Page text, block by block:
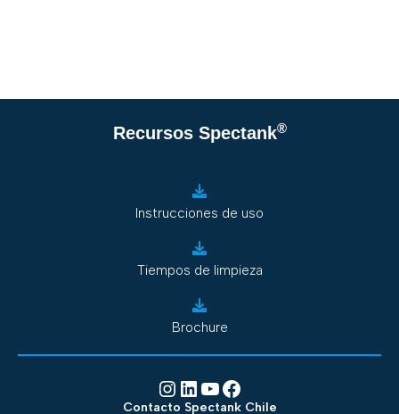
Recursos Spectank®
Instrucciones de uso
Tiempos de limpieza
Brochure
Instagram
LinkedIn
YouTube
Facebook
Contacto Spectank Chile